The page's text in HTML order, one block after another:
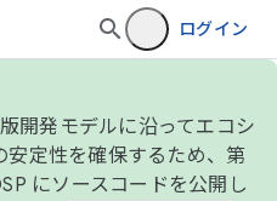
ログイン
開発モデルに沿ってエコシ
安定性を確保するため、第
にソースコードを公開し